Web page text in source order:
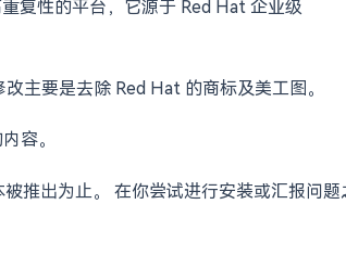
复性的平台，它源于 Red Hat 企业级
主要是去除 Red Hat 的商标及美工图。
容。
推出为止。 在你尝试进行安装或汇报问题